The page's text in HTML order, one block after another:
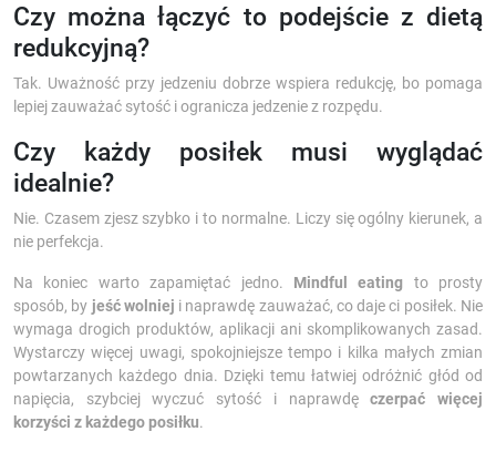
Czy można łączyć to podejście z dietą
redukcyjną?
Tak. Uważność przy jedzeniu dobrze wspiera redukcję, bo pomaga
lepiej zauważać sytość i ogranicza jedzenie z rozpędu.
Czy każdy posiłek musi wyglądać
idealnie?
Nie. Czasem zjesz szybko i to normalne. Liczy się ogólny kierunek, a
nie perfekcja.
Na koniec warto zapamiętać jedno. Mindful eating to prosty
sposób, by jeść wolniej i naprawdę zauważać, co daje ci posiłek. Nie
wymaga drogich produktów, aplikacji ani skomplikowanych zasad.
Wystarczy więcej uwagi, spokojniejsze tempo i kilka małych zmian
powtarzanych każdego dnia. Dzięki temu łatwiej odróżnić głód od
napięcia, szybciej wyczuć sytość i naprawdęczerpać więcej
korzyści z każdego posiłku.